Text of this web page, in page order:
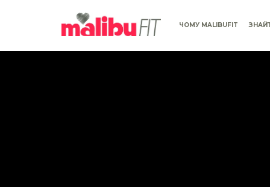
ЧОМУ MALIBUFIT